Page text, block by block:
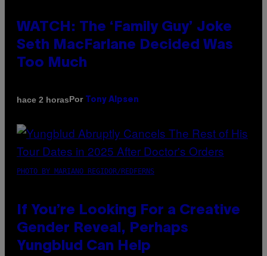
WATCH: The ‘Family Guy’ Joke
Seth MacFarlane Decided Was
Too Much
hace 2 horasPor Tony Alpsen
PHOTO BY MARIANO REGIDOR/REDFERNS
If You’re Looking For a Creative
Gender Reveal, Perhaps
Yungblud Can Help